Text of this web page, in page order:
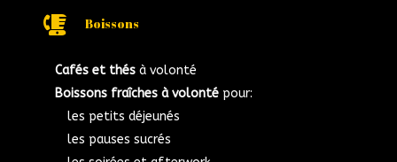
 Boissons
Cafés et thés à volonté
Boissons fraîches à volonté pour:
les petits déjeunés
les pauses sucrés